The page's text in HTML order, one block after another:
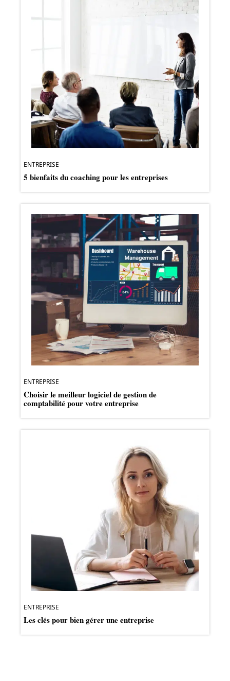
ENTREPRISE
5 bienfaits du coaching pour les entreprises
ENTREPRISE
Choisir le meilleur logiciel de gestion de
comptabilité pour votre entreprise
ENTREPRISE
Les clés pour bien gérer une entreprise